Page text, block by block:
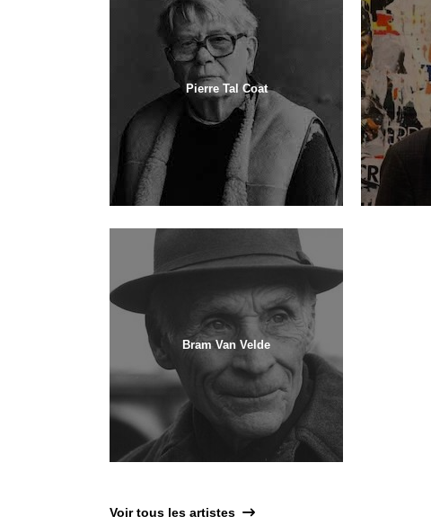
Pierre Tal Coat
Bram Van Velde
Voir tous les artistes